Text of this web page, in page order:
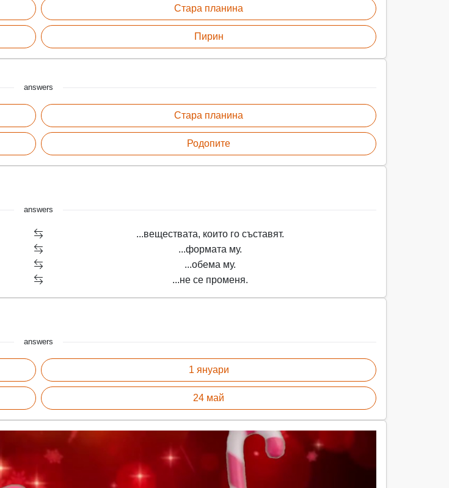
Стара планина
Пирин
answers
Стара планина
Родопите
answers
...веществата, които го съставят.
...формата му.
...обема му.
...не се променя.
answers
1 януари
24 май